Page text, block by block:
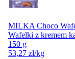
MILKA Choco
Wafelki z kremem
150 g
53,27 zł/kg